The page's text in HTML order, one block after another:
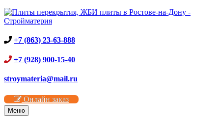
+7 (863) 23-63-888
+7 (928) 900-15-40
stroymateria@mail.ru
Онлайн заказ
Меню